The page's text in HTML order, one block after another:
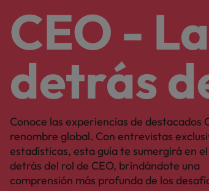
CEO -
detrás
Conoce las experiencias de destacados
renombre global. Con entrevistas
estadísticas, esta guía te sumergirá en
detrás del rol de CEO, brindándote una
comprensión más profunda de los